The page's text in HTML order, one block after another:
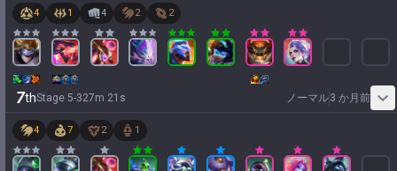
4 1 4 2 2
7thStage 5-327m 21 s ノーマル3 か月前
4 7 2 1